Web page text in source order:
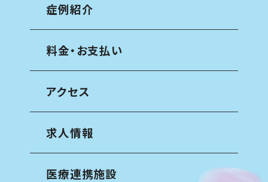
症例紹介
料金・お支払い
アクセス
求人情報
医療連携施設